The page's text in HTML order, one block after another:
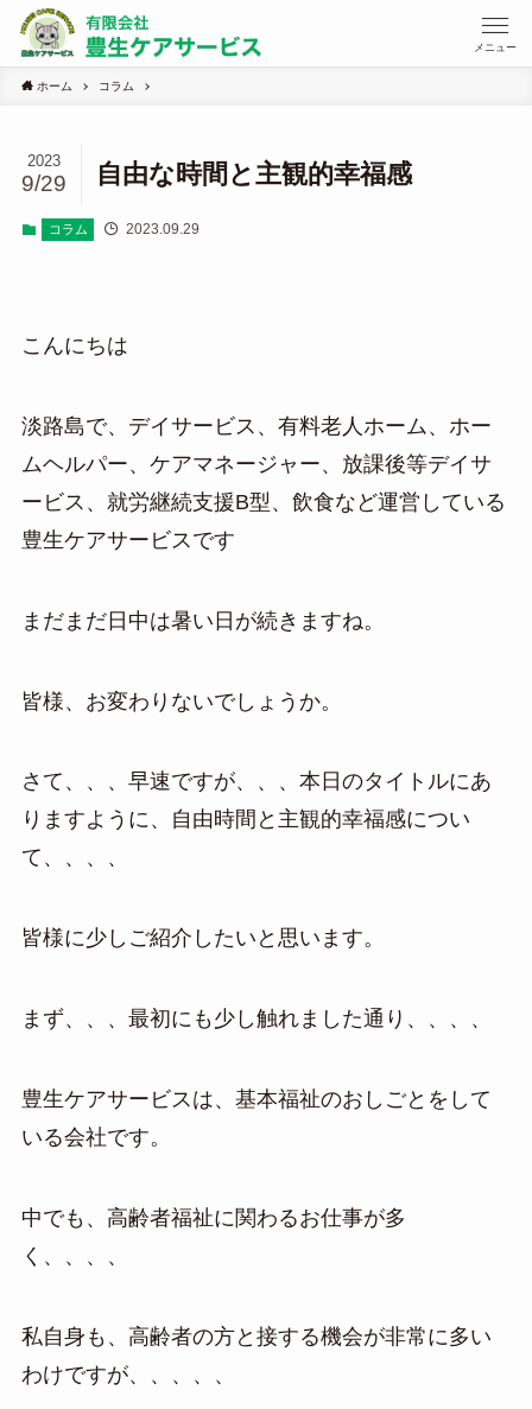
メニュー
ホーム コラム
自由な時間と主観的幸福感
2023
9/29
コラム 2023.09.29
こんにちは
淡路島で、デイサービス、有料老人ホーム、ホー
ムヘルパー、ケアマネージャー、放課後等デイサ
ービス、就労継続支援B型、飲食など運営している
豊生ケアサービスです
まだまだ日中は暑い日が続きますね。
皆様、お変わりないでしょうか。
さて、、、早速ですが、、、本日のタイトルにあ
りますように、自由時間と主観的幸福感につい
て、、、、
皆様に少しご紹介したいと思います。
まず、、、最初にも少し触れました通り、、、、
豊生ケアサービスは、基本福祉のおしごとをして
いる会社です。
中でも、高齢者福祉に関わるお仕事が多
く、、、、
私自身も、高齢者の方と接する機会が非常に多い
わけですが、、、、、